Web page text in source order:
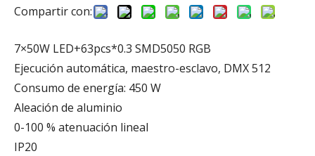
Compartir con:
7×50W LED+63pcs*0.3 SMD5050 RGB
Ejecución automática, maestro-esclavo, DMX 512
Consumo de energía: 450 W
Aleación de aluminio
0-100 % atenuación lineal
IP20